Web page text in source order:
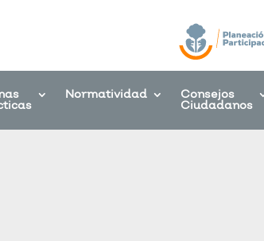
Normatividad Consejos
Ciudadanos